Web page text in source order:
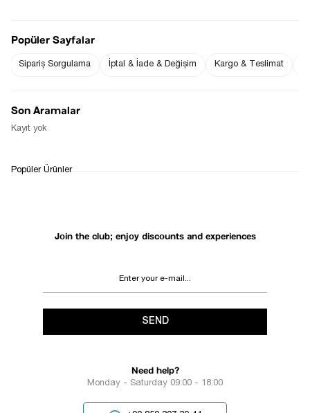
RETURN AND EXCHANGE
Join the club; enjoy discounts and experiences
SEND
Need help?
Monday - Saturday 09:00 - 18:00
Popüler Sayfalar
Sipariş Sorgulama İptal & İade & Değişim Kargo & Teslimat
Son Aramalar
Kayıt yok
Popüler Ürünler